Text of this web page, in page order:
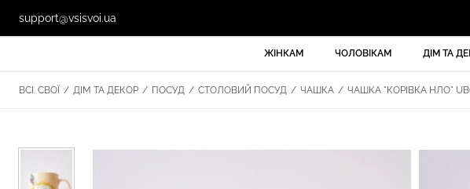
support@vsisvoi.ua
ЖІНКАМ ЧОЛОВІКАМ ДІМ ТА
ВСІ. СВОЇ / ДІМ ТА ДЕКОР / ПОСУД / СТОЛОВИЙ ПОСУД / ЧАШКА / ЧАШКА "КОРІВКА НЛО"